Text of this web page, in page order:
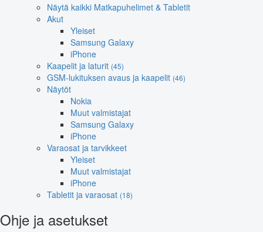
Näytä kaikki Matkapuhelimet & Tabletit
Akut
Yleiset
Samsung Galaxy
iPhone
Kaapelit ja laturit (45)
GSM-lukituksen avaus ja kaapelit (46)
Näytöt
Nokia
Muut valmistajat
Samsung Galaxy
iPhone
Varaosat ja tarvikkeet
Yleiset
Muut valmistajat
iPhone
Tabletit ja varaosat (18)
Ohje ja asetukset